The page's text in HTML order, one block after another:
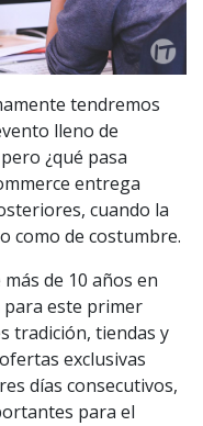
tendremos
lleno de
¿qué pasa
entrega
cuando la
como de costumbre.
de 10 años en
para este primer
tradición, tiendas y
exclusivas
días consecutivos,
para el